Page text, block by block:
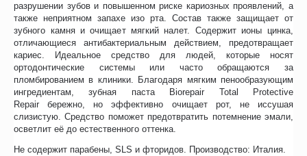
разрушении зубов и повышенном риске кариозных проявлений, а
также неприятном запахе изо рта. Состав также защищает от
зубного камня и очищает мягкий налет. Содержит ионы цинка,
отличающиеся антибактериальным действием, предотвращает
кариес. Идеальное средство для людей, которые носят
ортодонтические системы или часто обращаются за
пломбированием в клиники. Благодаря мягким пенообразующим
ингредиентам, зубная паста Biorepair Total Protective
Repair бережно, но эффективно очищает рот, не иссушая
слизистую. Средство поможет предотвратить потемнение эмали,
осветлит её до естественного оттенка.
Не содержит парабены, SLS и фторидов. Производство: Италия.